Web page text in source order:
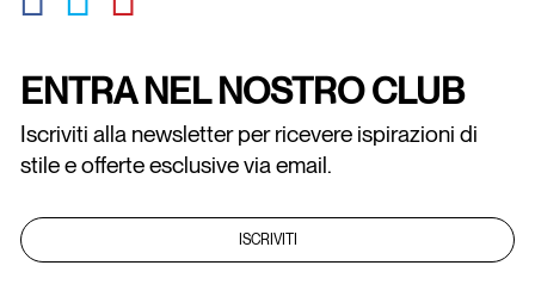
ENTRA NEL NOSTRO CLUB
Iscriviti alla newsletter per ricevere ispirazioni di
stile e offerte esclusive via email.
ISCRIVITI